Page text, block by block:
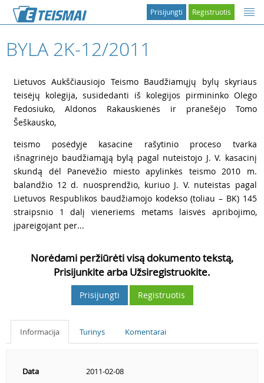
Registruotis
Prisijungti
BYLA 2K-12/2011
Lietuvos Aukščiausiojo Teismo Baudžiamųjų bylų skyriaus
teisėjų kolegija, susidedanti iš kolegijos pirmininko Olego
Fedosiuko, Aldonos Rakauskienės ir pranešėjo Tomo
Šeškausko,
teismo posėdyje kasacine rašytinio proceso tvarka
išnagrinėjo baudžiamąją bylą pagal nuteistojo J. V. kasacinį
skundą dėl Panevėžio miesto apylinkės teismo 2010 m.
balandžio 12 d. nuosprendžio, kuriuo J. V. nuteistas pagal
Lietuvos Respublikos baudžiamojo kodekso (toliau – BK) 145
straipsnio 1 dalį vieneriems metams laisvės apribojimo,
įpareigojant per...
Norėdami peržiūrėti visą dokumento tekstą,
Prisijunkite arba Užsiregistruokite.
Prisijungti Registruotis
Informacija Turinys Komentarai
Data
2011-02-08